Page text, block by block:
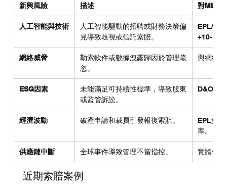
新興風險 描述 對MLI的
人工智能與技術
人工智能驅動的招聘或財務決策偏
見導致歧視或信託索賠。
EPL/
+10-
網絡威脅
勒索軟件或數據洩露歸因於管理疏
忽。
與網絡
ESG因素
未能滿足可持續性標準，導致股東
或監管訴訟。
D&O增
經濟波動 破產申請和裁員引發報復索賠。
EPL頻
率。
供應鏈中斷 全球事件導致管理不當指控。 實體保
近期索賠案例